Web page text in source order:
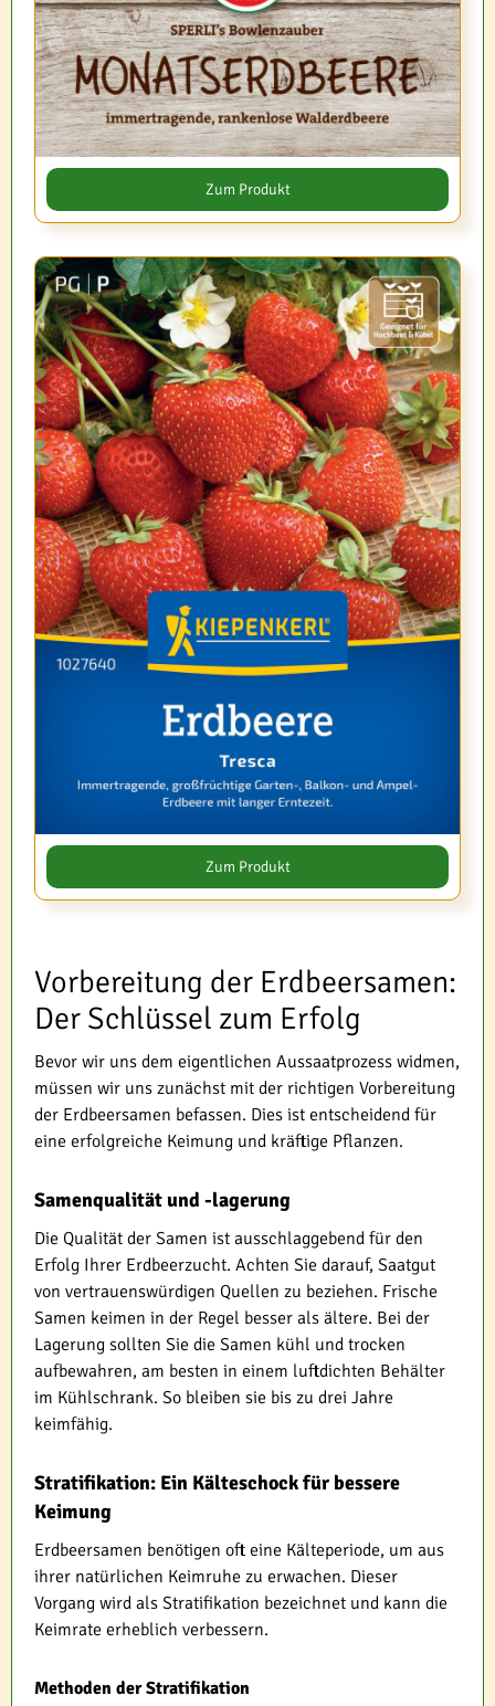
Zum Produkt
Zum Produkt
Vorbereitung der Erdbeersamen:
Der Schlüssel zum Erfolg
Bevor wir uns dem eigentlichen Aussaatprozess widmen,
müssen wir uns zunächst mit der richtigen Vorbereitung
der Erdbeersamen befassen. Dies ist entscheidend für
eine erfolgreiche Keimung und kräftige Pflanzen.
Samenqualität und -lagerung
Die Qualität der Samen ist ausschlaggebend für den
Erfolg Ihrer Erdbeerzucht. Achten Sie darauf, Saatgut
von vertrauenswürdigen Quellen zu beziehen. Frische
Samen keimen in der Regel besser als ältere. Bei der
Lagerung sollten Sie die Samen kühl und trocken
aufbewahren, am besten in einem luftdichten Behälter
im Kühlschrank. So bleiben sie bis zu drei Jahre
keimfähig.
Stratifikation: Ein Kälteschock für bessere
Keimung
Erdbeersamen benötigen oft eine Kälteperiode, um aus
ihrer natürlichen Keimruhe zu erwachen. Dieser
Vorgang wird als Stratifikation bezeichnet und kann die
Keimrate erheblich verbessern.
Methoden der Stratifikation